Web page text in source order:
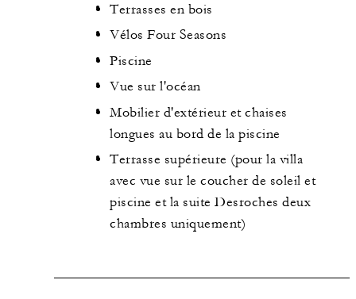
Terrasses en bois
Vélos Four Seasons
Piscine
Vue sur l'océan
Mobilier d'extérieur et chaises
longues au bord de la piscine
Terrasse supérieure (pour la villa
avec vue sur le coucher de soleil et
piscine et la suite Desroches deux
chambres uniquement)